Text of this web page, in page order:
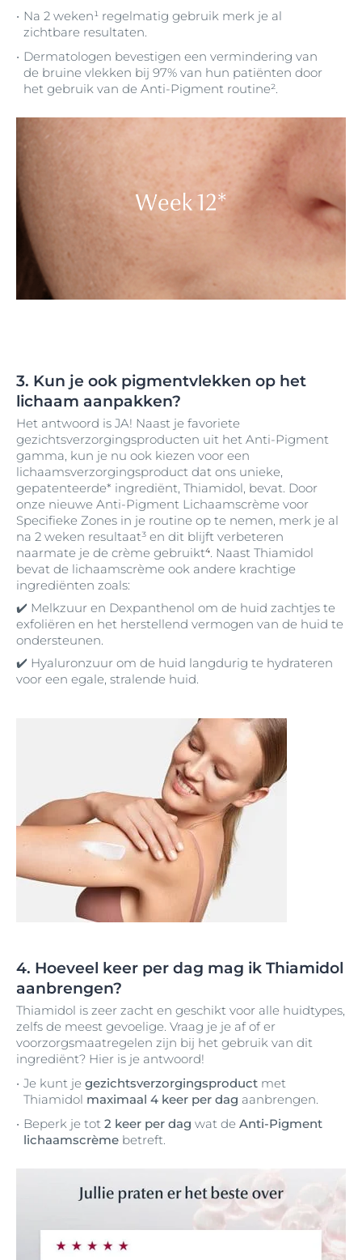
Na 2 weken¹ regelmatig gebruik merk je al
zichtbare resultaten.
Dermatologen bevestigen een vermindering van
de bruine vlekken bij 97% van hun patiënten door
het gebruik van de Anti-Pigment routine².
3. Kun je ook pigmentvlekken op het
lichaam aanpakken?
Het antwoord is JA! Naast je favoriete
gezichtsverzorgingsproducten uit het Anti-Pigment
gamma, kun je nu ook kiezen voor een
lichaamsverzorgingsproduct dat ons unieke,
gepatenteerde* ingrediënt, Thiamidol, bevat. Door
onze nieuwe Anti-Pigment Lichaamscrème voor
Specifieke Zones in je routine op te nemen, merk je al
na 2 weken resultaat³ en dit blijft verbeteren
naarmate je de crème gebruikt⁴ . Naast Thiamidol
bevat de lichaamscrème ook andere krachtige
ingrediënten zoals:
✔️ Melkzuur en Dexpanthenol om de huid zachtjes te
exfoliëren en het herstellend vermogen van de huid te
ondersteunen.
✔️ Hyaluronzuur om de huid langdurig te hydrateren
voor een egale, stralende huid.
4. Hoeveel keer per dag mag ik Thiamidol
aanbrengen?
Thiamidol is zeer zacht en geschikt voor alle huidtypes,
zelfs de meest gevoelige. Vraag je je af of er
voorzorgsmaatregelen zijn bij het gebruik van dit
ingrediënt? Hier is je antwoord!
Je kunt je gezichtsverzorgingsproduct met
Thiamidol maximaal 4 keer per dag aanbrengen.
Beperk je tot 2 keer per dag wat de Anti-Pigment
lichaamscrème betreft.